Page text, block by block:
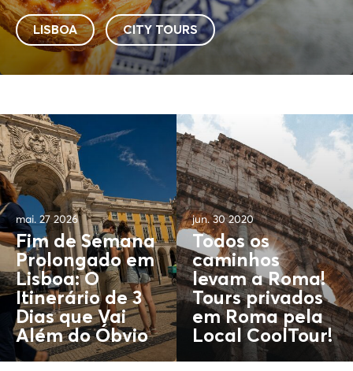
LISBOA CITY TOURS
mai. 27 2026
Fim de Semana
Prolongado em
Lisboa: O
Itinerário de 3
Dias que Vai
Além doÓbvio
jun. 30 2020
Todos os
caminhos
levam a Roma!
Tours privados
em Roma pela
Local CoolTour!